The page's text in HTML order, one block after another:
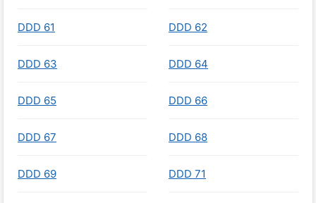
DDD 61 DDD 62
DDD 63 DDD 64
DDD 65 DDD 66
DDD 67 DDD 68
DDD 69 DDD 71